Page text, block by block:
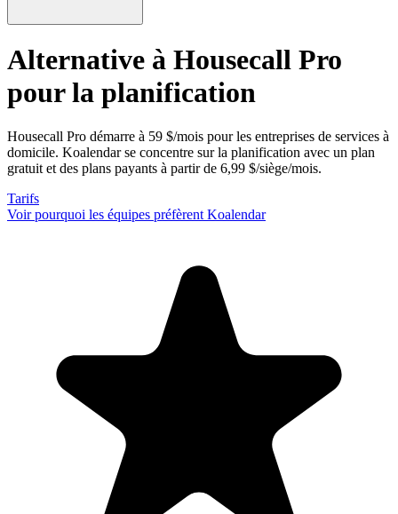
Alternative à Housecall Pro
pour la planification
Housecall Pro démarre à 59 $/mois pour les entreprises de services à
domicile. Koalendar se concentre sur la planification avec un plan
gratuit et des plans payants à partir de 6,99 $/siège/mois.
Tarifs
Voir pourquoi les équipes préfèrent Koalendar